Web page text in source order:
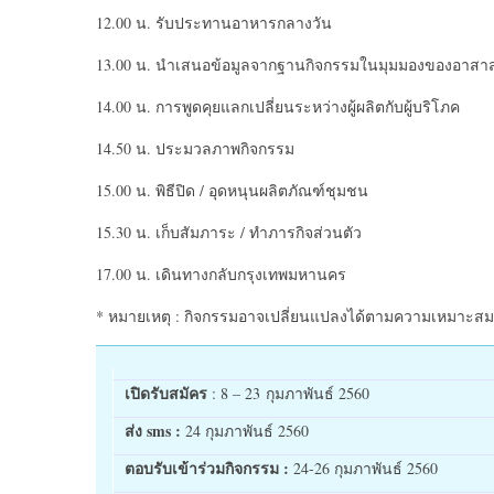
12.00 น. รับประทานอาหารกลางวัน
13.00 น. นำเสนอข้อมูลจากฐานกิจกรรมในมุมมองของอาสา
14.00 น. การพูดคุยแลกเปลี่ยนระหว่างผู้ผลิตกับผู้บริโภค
14.50 น. ประมวลภาพกิจกรรม
15.00 น. พิธีปิด / อุดหนุนผลิตภัณฑ์ชุมชน
15.30 น. เก็บสัมภาระ / ทำภารกิจส่วนตัว
17.00 น. เดินทางกลับกรุงเทพมหานคร
* หมายเหตุ : กิจกรรมอาจเปลี่ยนแปลงได้ตามความเหมาะสม
เปิดรับสมัคร : 8 – 23 กุมภาพันธ์ 2560
ส่ง sms : 24 กุมภาพันธ์ 2560
ตอบรับเข้าร่วมกิจกรรม : 24-26 กุมภาพันธ์ 2560